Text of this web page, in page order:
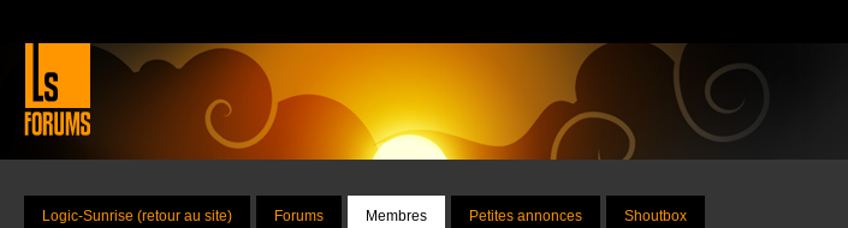
Logic-Sunrise (retour au site) Forums Membres Petites annonces Shoutbox